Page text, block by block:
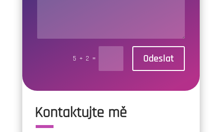
5 + 2 = Odeslat
Kontaktujte mě